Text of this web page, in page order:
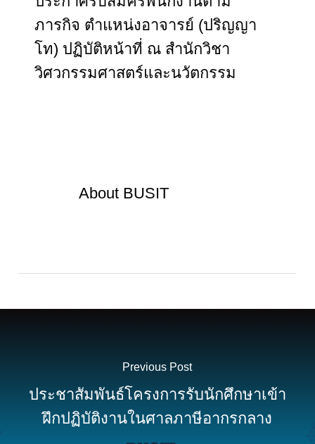
ภารกิจ ตำแหน่งอาจารย์ (ปริญญา
โท) ปฏิบัติหน้าที่ ณ สำนักวิชา
วิศวกรรมศาสตร์และนวัตกรรม
AboutBUSIT
Previous Post
ประชาสัมพันธ์โครงการรับนักศึกษาเข้า
ฝึกปฏิบัติงานในศาลภาษีอากรกลาง